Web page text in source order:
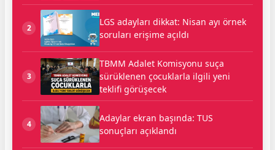
2
LGS adayları dikkat: Nisan ayı örnek
soruları erişime açıldı
3
TBMM Adalet Komisyonu suça
sürüklenen çocuklarla ilgili yeni
teklifi görüşecek
4
Adaylar ekran başında: TUS
sonuçları açıklandı